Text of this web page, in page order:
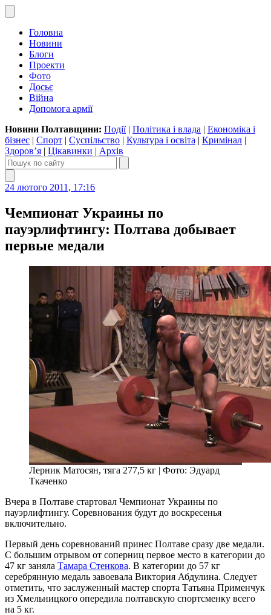
Головна
Новини
Блоги
Проекти
Фото
Досьє
Війна
Допомога армії
Новини Полтавщини: Події| Політика і влада | Економіка і
бізнес | Спорт | Суспільство | Культура і освіта | Кримінал |
Здоров’я | Цікавинки | Архів
24 лютого 2011, 17:16
Чемпионат Украины по
пауэрлифтингу: Полтава добывает
первые медали
Лерник Матосян, тяга 277,5 кг | Фото: Эдуард
Ткаченко
Вчера в Полтаве стартовал Чемпионат Украины по
пауэрлифтингу. Соревнования будут до воскресенья
включительно.
Первый день соревнований принес Полтаве сразу две медали.
С большим отрывом от соперниц первое место в категории до
47 кг заняла Тамара Стенкова. В категории до 57 кг
серебрянную медаль завоевала Виктория Абдулина. Следует
отметить, что заслуженный мастер спорта Татьяна Применчук
из Хмельницкого опередила полтавскую спортсменку всего
на 5 кг.